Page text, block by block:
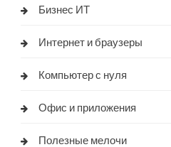
Бизнес ИТ
Интернет и браузеры
Компьютер с нуля
Офис и приложения
Полезные мелочи